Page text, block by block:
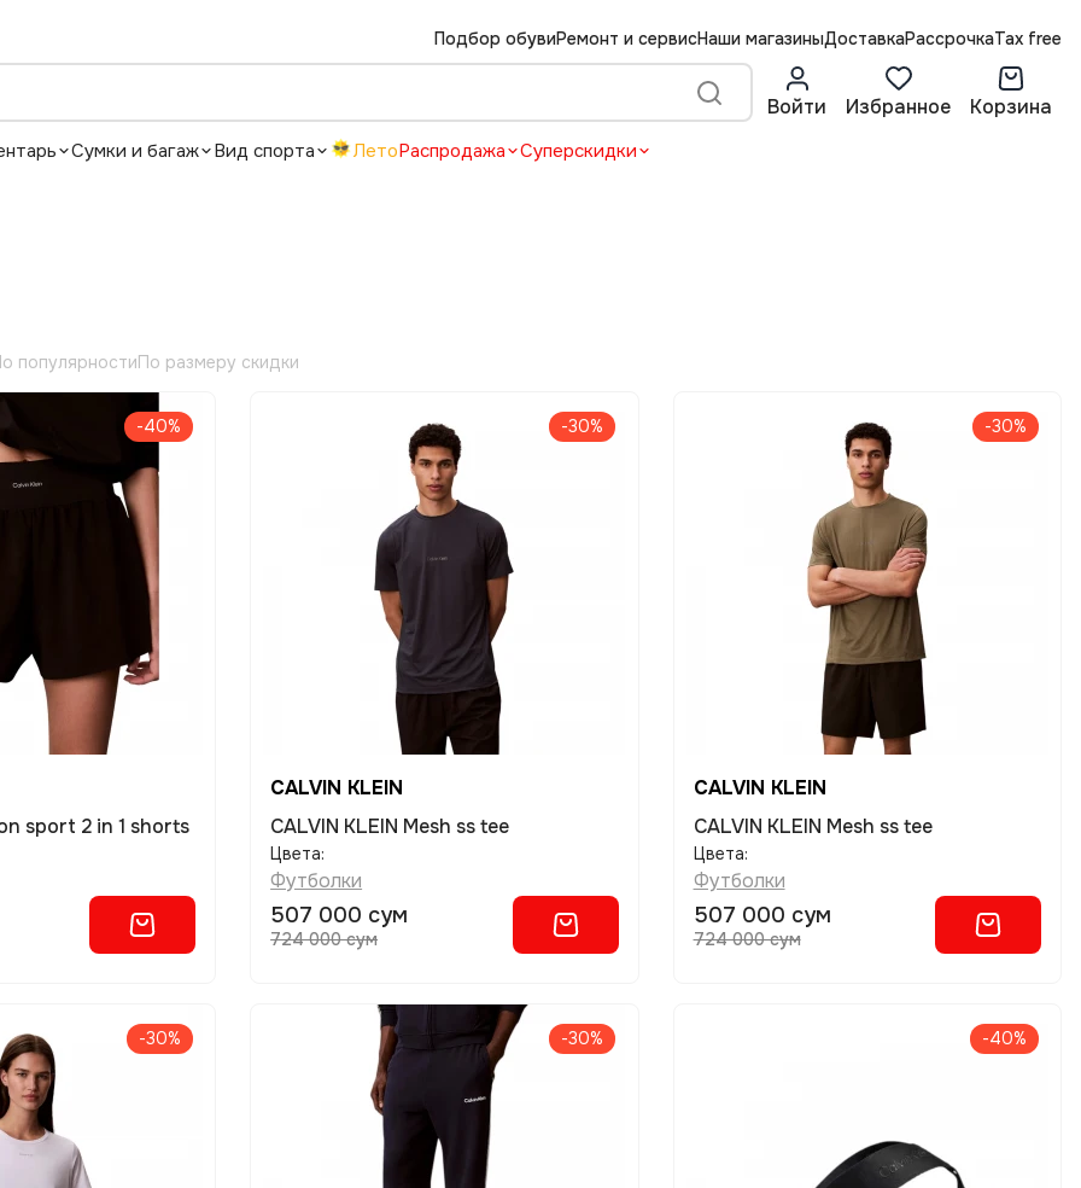
Подбор обувиРемонт и сервисНаши магазиныДоставкаРассрочкаTax free
Войти Избранное Корзина
Сумки и багаж Вид спорта ЛетоРаспродажа Суперскидки
популярностиПо размеру скидки
-40%
sport 2 in 1 shorts
-30%
CALVIN KLEIN
CALVIN KLEIN Mesh ss tee
Цвета:
Футболки
507 000 сум
724 000 сум
-30%
CALVIN KLEIN
CALVIN KLEIN Mesh ss tee
Цвета:
Футболки
507 000 сум
724 000 сум
-30% -30% -40%